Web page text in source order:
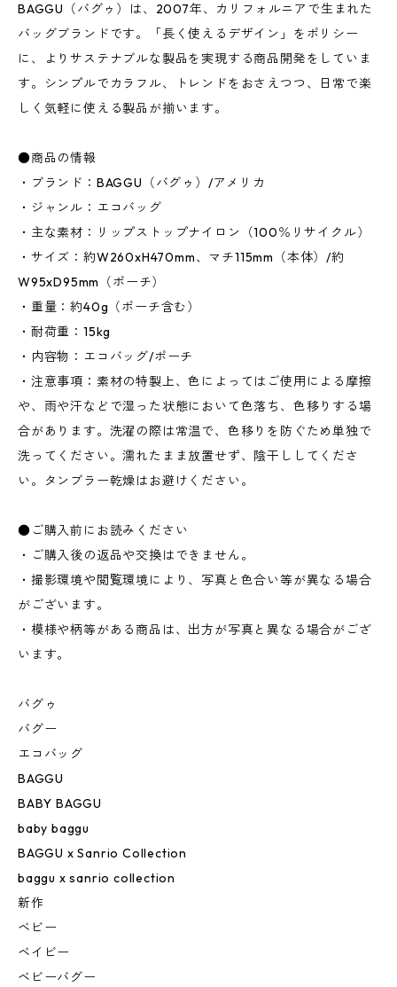
BAGGU（バグゥ）は、2007年、カリフォルニアで生まれた
バッグブランドです。「長く使えるデザイン」をポリシー
に、よりサステナブルな製品を実現する商品開発をしていま
す。シンプルでカラフル、トレンドをおさえつつ、日常で楽
しく気軽に使える製品が揃います。
●商品の情報
・ブランド：BAGGU（バグゥ）/アメリカ
・ジャンル：エコバッグ
・主な素材：リップストップナイロン（100％リサイクル）
・サイズ：約W260xH470mm、マチ115mm（本体）/約
W95xD95mm（ポーチ）
・重量：約40g（ポーチ含む）
・耐荷重：15kg
・内容物：エコバッグ/ポーチ
・注意事項：素材の特製上、色によってはご使用による摩擦
や、雨や汗などで湿った状態において色落ち、色移りする場
合があります。洗濯の際は常温で、色移りを防ぐため単独で
洗ってください。濡れたまま放置せず、陰干ししてくださ
い。タンブラー乾燥はお避けください。
●ご購入前にお読みください
・ご購入後の返品や交換はできません。
・撮影環境や閲覧環境により、写真と色合い等が異なる場合
がございます。
・模様や柄等がある商品は、出方が写真と異なる場合がござ
います。
バグゥ
バグー
エコバッグ
BAGGU
BABY BAGGU
baby baggu
BAGGU x Sanrio Collection
baggu x sanrio collection
新作
ベビー
ベイビー
ベビーバグー